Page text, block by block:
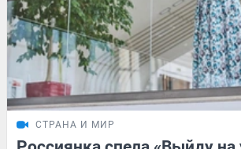
СТРАНА И МИР